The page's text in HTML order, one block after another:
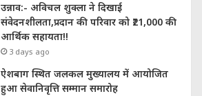
उन्नाव:- अविचल शुक्ला ने दिखाई
संवेदनशीलता,प्रदान की परिवार को ₹21,000 की
आर्थिक सहायता!!
3 days ago
ऐशबाग स्थित जलकल मुख्यालय में आयोजित
हुआ सेवानिवृत्ति सम्मान समारोह